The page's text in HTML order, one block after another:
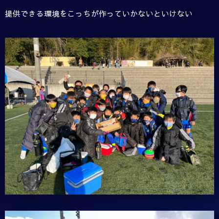
提供できる環境をこっちが作っていかないといけない